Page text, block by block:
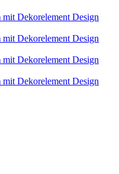
mit Dekorelement Design
mit Dekorelement Design
mit Dekorelement Design
mit Dekorelement Design